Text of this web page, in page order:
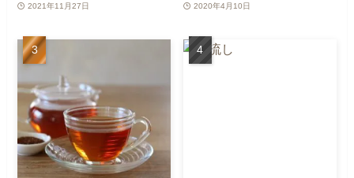
2021年11月27日 2020年4月10日